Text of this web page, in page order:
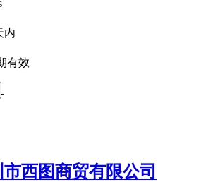
内
有效
西图商贸有限公司